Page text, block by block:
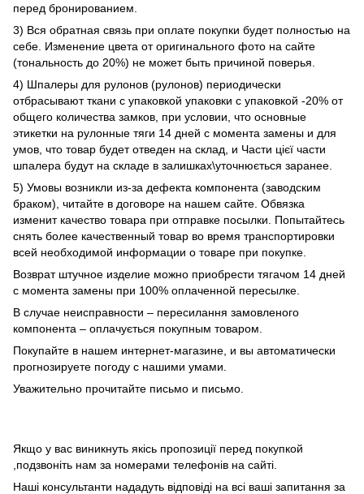
перед бронированием.
3) Вся обратная связь при оплате покупки будет полностью на
себе. Изменение цвета от оригинального фото на сайте
(тональность до 20%) не может быть причиной поверья.
4) Шпалеры для рулонов (рулонов) периодически
отбрасывают ткани с упаковкой упаковки с упаковкой -20% от
общего количества замков, при условии, что основные
этикетки на рулонные тяги 14 дней с момента замены и для
умов, что товар будет отведен на склад, и Части цієї части
шпалера будут на складе в залишках\уточнюється заранее.
5) Умовы возникли из-за дефекта компонента (заводским
браком), читайте в договоре на нашем сайте. Обвязка
изменит качество товара при отправке посылки. Попытайтесь
снять более качественный товар во время транспортировки
всей необходимой информации о товаре при покупке.
Возврат штучное изделие можно приобрести тягачом 14 дней
с момента замены при 100% оплаченной пересылке.
В случае неисправности – пересилання замовленого
компонента – оплачується покупным товаром.
Покупайте в нашем интернет-магазине, и вы автоматически
прогнозируете погоду с нашими умами.
Уважительно прочитайте письмо и письмо.
Якщо у вас виникнуть якісь пропозиції перед покупкой
,подзвоніть нам за номерами телефонів на сайті.
Наші консультанти нададуть відповіді на всі ваші запитання за